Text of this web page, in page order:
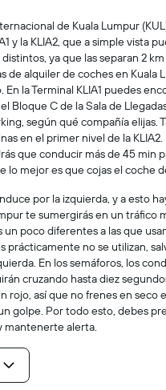
de Kuala Lumpur
y la KLIA2, que a simple vista
ya que las separan 2
de alquiler de coches en Kuala
la Terminal KLIA1 puedes
Bloque C de la Sala de
según qué compañía elijas.
en el primer nivel de la KLIA2.
que conducir más de 45 min
lo mejor es que cojas el coche
por la izquierda, y a esto
te sumergirás en un tráfico
un poco diferentes a las que
prácticamente no se utilizan,
En los semáforos, los
cruzando hasta diez
rojo, así que no frenes en seco
golpe. Por todo esto, debes
mantenerte alerta.